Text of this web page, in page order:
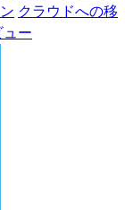
クラウドへの移
ー